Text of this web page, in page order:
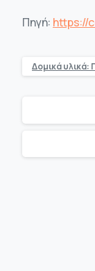
Πηγή: https://
Δομικά υλικά: